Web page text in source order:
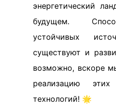
энергетический
будущем.
устойчивых
существуют и
возможно, вскоре
реализацию этих
технологий! 🌟